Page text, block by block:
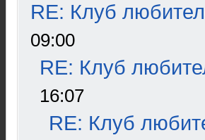
RE: Клуб
09:00
RE: Клуб
16:07
RE: Клуб